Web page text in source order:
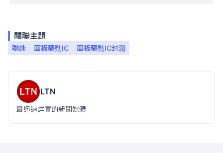
關聯主題
聯詠 面板驅動IC 面板驅動IC封測
LTN
最迅速詳實的新聞媒體